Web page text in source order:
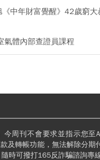
中年財富覺醒》42歲窮大
氣體內部查證員課程
今周刊不會要求並指示您至
及轉帳功能，無法解除分期
時可撥打165反詐騙諮詢專線